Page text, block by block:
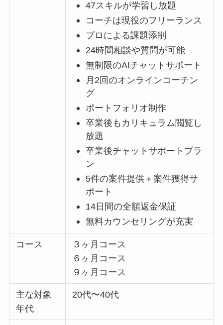
47スキルが学習し放題
コーチは現役のフリーランス
プロによる課題添削
24時間相談や質問が可能
無制限のAIチャットサポート
月2回のオンラインコーチン
グ
ポートフォリオ制作
卒業後もカリキュラム閲覧し
放題
卒業後チャットサポートプラ
ン
5件の案件提供＋案件獲得サ
ポート
14日間の全額返金保証
無料カウンセリングが充実
コース
３ヶ月コース
６ヶ月コース
９ヶ月コース
主な対象
年代
20代〜40代